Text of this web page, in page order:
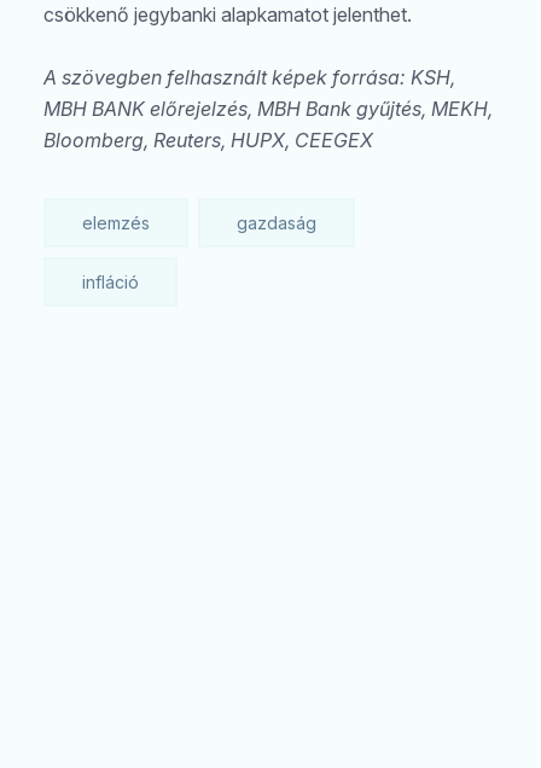
csökkenő jegybanki alapkamatot jelenthet.
A szövegben felhasznált képek forrása: KSH,
MBH BANK előrejelzés, MBH Bank gyűjtés, MEKH,
Bloomberg, Reuters, HUPX, CEEGEX
elemzés gazdaság
infláció